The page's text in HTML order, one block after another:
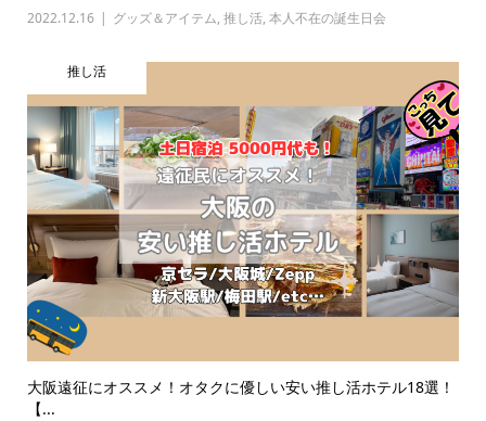
2022.12.16 グッズ＆アイテム, 推し活, 本人不在の誕生日会
推し活
大阪遠征にオススメ！オタクに優しい安い推し活ホテル18選！
【...